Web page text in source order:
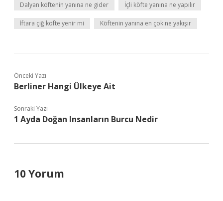
Dalyan köftenin yanına ne gider İçli köfte yanına ne yapılır
İftara çiğ köfte yenir mi Köftenin yanına en çok ne yakışır
Önceki Yazı
Berliner Hangi Ülkeye Ait
Sonraki Yazı
1 Ayda Doğan Insanların Burcu Nedir
10 Yorum